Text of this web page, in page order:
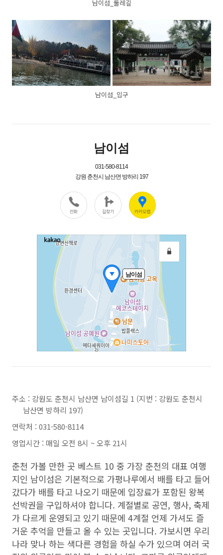
남이섬_둘레길
남이섬_입구
주소 : 강원도 춘천시 남산면 남이섬길 1 (지번 : 강원도 춘천시
남산면 방하리 197)
연락처 : 031-580-8114
영업시간 : 매일 오전 8시 ~ 오후 21시
춘천 가볼 만한 곳 베스트 10 중 가장 춘천의 대표 여행
지인 남이섬은 기본적으로 가평나루에서 배를 타고 들어
갔다가 배를 타고 나오기 때문에 입장료가 포함된 왕복
선박권을 구입하셔야 합니다. 계절별로 공연, 행사, 축제
가 다르게 운영되고 있기 때문에 4계절 언제 가셔도 즐
거운 추억을 만들고 올 수 있는 곳입니다. 가보시면 우리
나라 맞나 하는 색다른 경험을 하실 수가 있으며 여러 국